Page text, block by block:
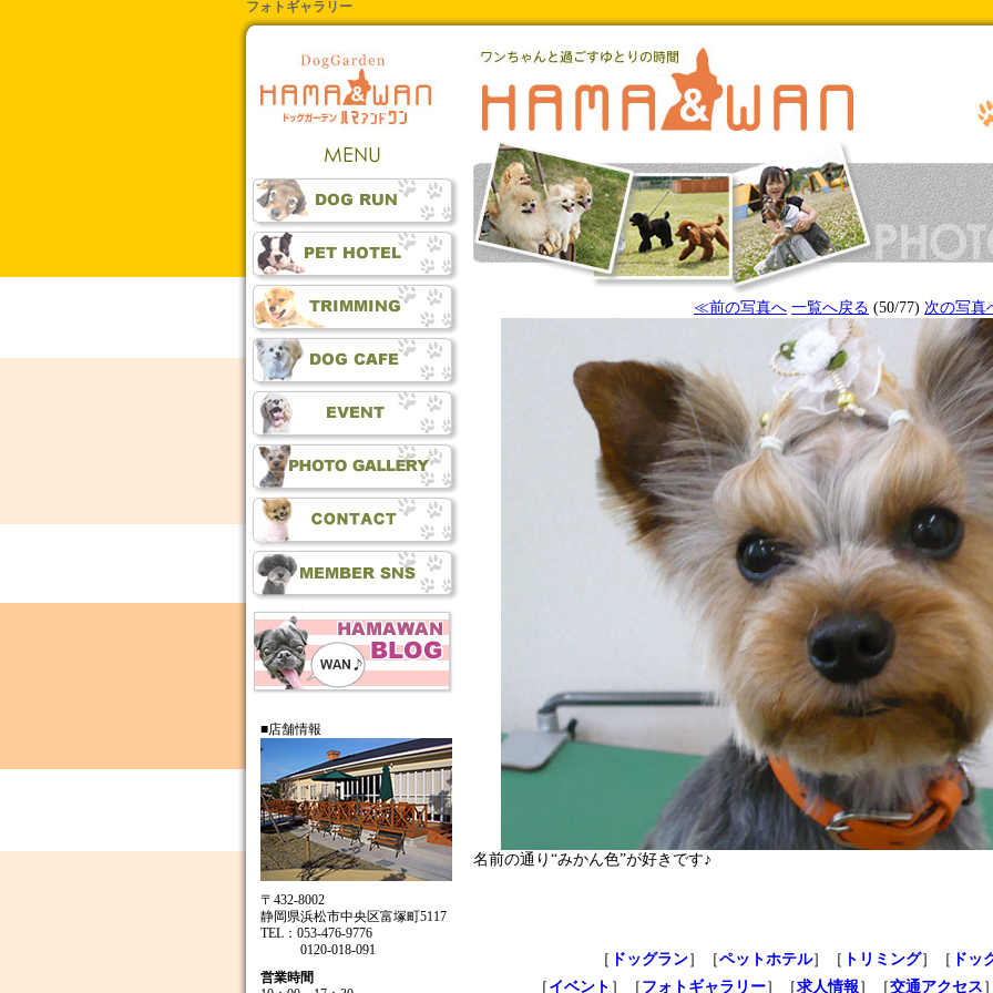
フォトギャラリー
■店舗情報
〒432-8002
静岡県浜松市中央区富塚町5117
TEL：053-476-9776
0120-018-091
営業時間
≪前の写真へ 一覧へ戻る (50/77) 次の写
名前の通り“みかん色”が好きです♪
［ ドッグラン］［ペットホテル］［ トリミング］［ ドッ
［ イベント ］［ フォトギャラリー］［求人情報 ］［交通アクセス